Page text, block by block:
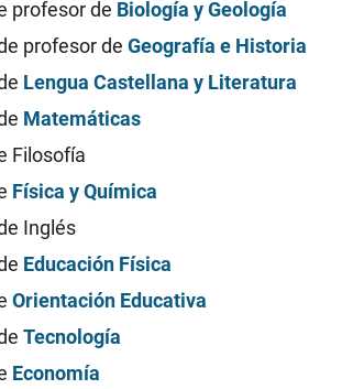
profesor de Biología y Geología
profesor de Geografía e Historia
Lengua Castellana y Literatura
Matemáticas
Filosofía
Física y Química
Inglés
Educación Física
Orientación Educativa
Tecnología
Economía